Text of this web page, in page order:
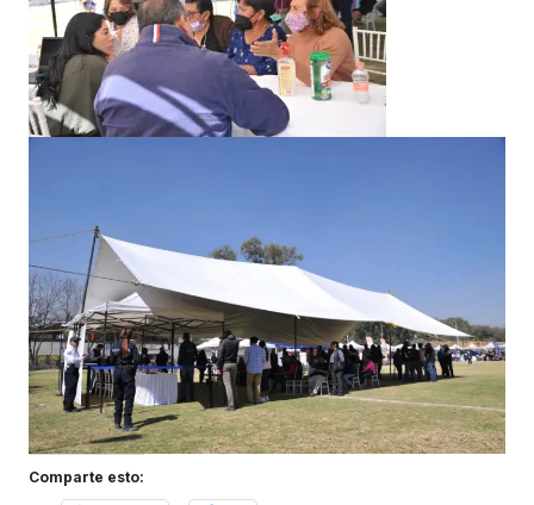
Comparte esto: